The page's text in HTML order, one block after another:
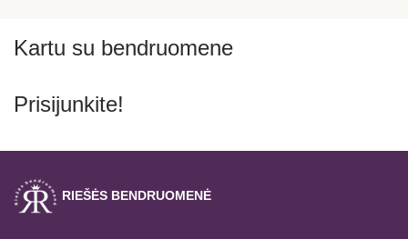
Kartu su bendruomene
Prisijunkite!
RIEŠĖS BENDRUOMENĖ